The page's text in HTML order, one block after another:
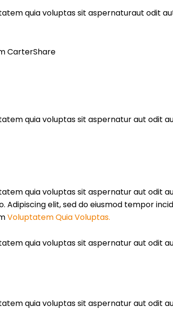
quia voluptas sit aspernaturaut odit
CarterShare
quia voluptas sit aspernatur aut odit
quia voluptas sit aspernatur aut odit
Adipiscing elit, sed do eiusmod tempor
Voluptatem Quia Voluptas.
quia voluptas sit aspernatur aut odit
quia voluptas sit aspernatur aut odit